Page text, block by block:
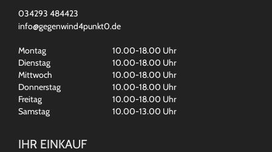
034293 484423
info@gegenwind4punkt0.de
Montag
10.00-18.00 Uhr
Dienstag
10.00-18.00 Uhr
Mittwoch
10.00-18.00 Uhr
Donnerstag
10.00-18.00 Uhr
Freitag
10.00-18.00 Uhr
Samstag
10.00-13.00 Uhr
IHR EINKAUF